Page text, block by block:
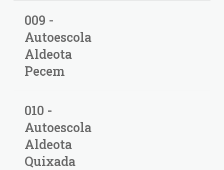
009 -
Autoescola
Aldeota
Pecem
010 -
Autoescola
Aldeota
Quixada